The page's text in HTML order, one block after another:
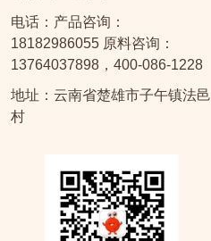
电话：产品咨询：
18182986055 原料咨询：
13764037898，400-086-1228
地址：云南省楚雄市子午镇法邑
村